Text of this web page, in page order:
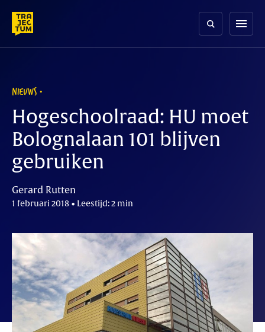
content
menu
NIEUWS
Hogeschoolraad: HU moet
Bolognalaan 101 blijven
gebruiken
Gerard Rutten
1 februari 2018 • Leestijd: 2 min